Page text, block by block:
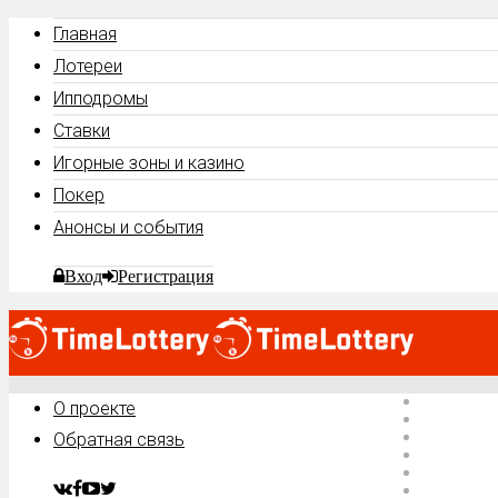
Главная
Лотереи
Ипподромы
Ставки
Игорные зоны и казино
Покер
Анонсы и события
Вход Регистрация
О проекте
Обратная связь